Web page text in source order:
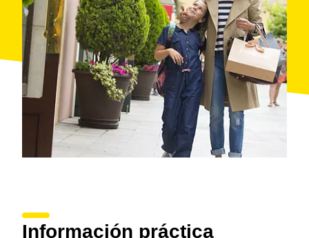
Información práctica